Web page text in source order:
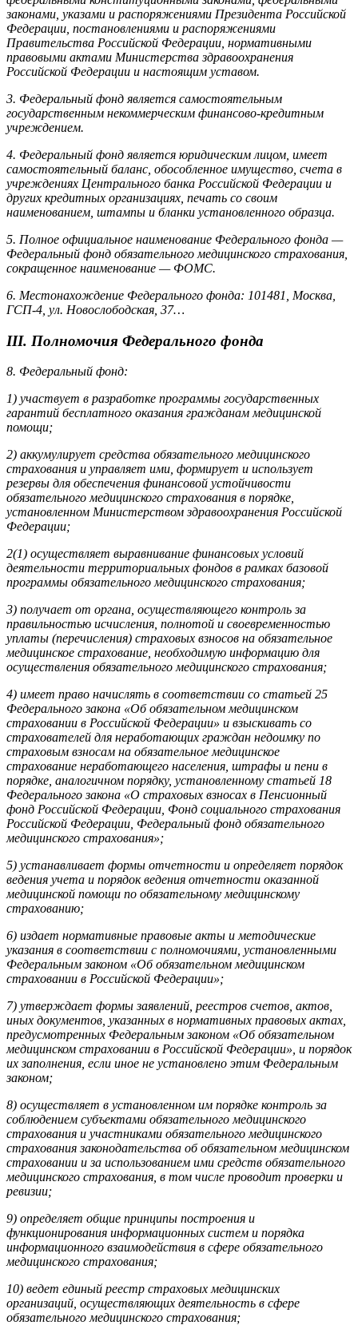
законами, указами и распоряжениями Президента Российской
Федерации, постановлениями и распоряжениями
Правительства Российской Федерации, нормативными
правовыми актами Министерства здравоохранения
Российской Федерации и настоящим уставом.
3. Федеральный фонд является самостоятельным
государственным некоммерческим финансово-кредитным
учреждением.
4. Федеральный фонд является юридическим лицом, имеет
самостоятельный баланс, обособленное имущество, счета в
учреждениях Центрального банка Российской Федерации и
других кредитных организациях, печать со своим
наименованием, штампы и бланки установленного образца.
5. Полное официальное наименование Федерального фонда —
Федеральный фонд обязательного медицинского страхования,
сокращенное наименование — ФОМС.
6. Местонахождение Федерального фонда: 101481, Москва,
ГСП-4, ул. Новослободская, 37…
III. Полномочия Федерального фонда
8. Федеральный фонд:
1) участвует в разработке программы государственных
гарантий бесплатного оказания гражданам медицинской
помощи;
2) аккумулирует средства обязательного медицинского
страхования и управляет ими, формирует и использует
резервы для обеспечения финансовой устойчивости
обязательного медицинского страхования в порядке,
установленном Министерством здравоохранения Российской
Федерации;
2(1) осуществляет выравнивание финансовых условий
деятельности территориальных фондов в рамках базовой
программы обязательного медицинского страхования;
3) получает от органа, осуществляющего контроль за
правильностью исчисления, полнотой и своевременностью
уплаты (перечисления) страховых взносов на обязательное
медицинское страхование, необходимую информацию для
осуществления обязательного медицинского страхования;
4) имеет право начислять в соответствии со статьей 25
Федерального закона «Об обязательном медицинском
страховании в Российской Федерации» и взыскивать со
страхователей для неработающих граждан недоимку по
страховым взносам на обязательное медицинское
страхование неработающего населения, штрафы и пени в
порядке, аналогичном порядку, установленному статьей 18
Федерального закона «О страховых взносах в Пенсионный
фонд Российской Федерации, Фонд социального страхования
Российской Федерации, Федеральный фонд обязательного
медицинского страхования»;
5) устанавливает формы отчетности и определяет порядок
ведения учета и порядок ведения отчетности оказанной
медицинской помощи по обязательному медицинскому
страхованию;
6) издает нормативные правовые акты и методические
указания в соответствии с полномочиями, установленными
Федеральным законом «Об обязательном медицинском
страховании в Российской Федерации»;
7) утверждает формы заявлений, реестров счетов, актов,
иных документов, указанных в нормативных правовых актах,
предусмотренных Федеральным законом «Об обязательном
медицинском страховании в Российской Федерации», и порядок
их заполнения, если иное не установлено этим Федеральным
законом;
8) осуществляет в установленном им порядке контроль за
соблюдением субъектами обязательного медицинского
страхования и участниками обязательного медицинского
страхования законодательства об обязательном медицинском
страховании и за использованием ими средств обязательного
медицинского страхования, в том числе проводит проверки и
ревизии;
9) определяет общие принципы построения и
функционирования информационных систем и порядка
информационного взаимодействия в сфере обязательного
медицинского страхования;
10) ведет единый реестр страховых медицинских
организаций, осуществляющих деятельность в сфере
обязательного медицинского страхования;